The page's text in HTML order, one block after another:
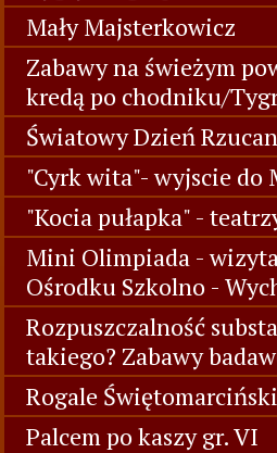
Mały Majsterkowicz
Zabawy na świeżym
kredą po chodniku/
Światowy Dzień
"Cyrk wita"- wyjscie do
"Kocia pułapka" -
Mini Olimpiada -
Ośrodku Szkolno -
Rozpuszczalność
takiego? Zabawy
Rogale
Palcem po kaszy gr. VI